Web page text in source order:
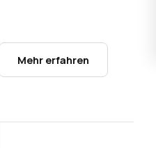
Mehr erfahren